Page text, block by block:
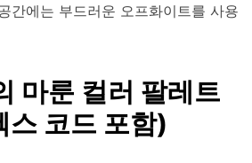
간에는 부드러운 오프화이트를 사용
마룬 컬러 팔레트
스 코드 포함)